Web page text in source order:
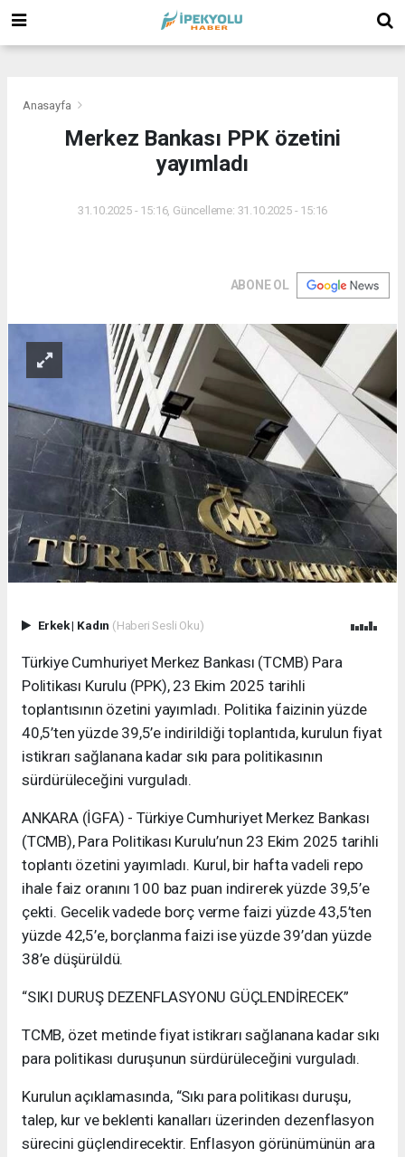
Anasayfa
Merkez Bankası PPK özetini
yayımladı
31.10.2025 - 15:16, Güncelleme: 31.10.2025 - 15:16
ABONE OL
Erkek| Kadın (Haberi Sesli Oku)
Türkiye Cumhuriyet Merkez Bankası (TCMB) Para
Politikası Kurulu (PPK), 23 Ekim 2025 tarihli
toplantısının özetini yayımladı. Politika faizinin yüzde
40,5’ten yüzde 39,5’e indirildiği toplantıda, kurulun fiyat
istikrarı sağlanana kadar sıkı para politikasının
sürdürüleceğini vurguladı.
ANKARA (İGFA) - Türkiye Cumhuriyet Merkez Bankası
(TCMB), Para Politikası Kurulu’nun 23 Ekim 2025 tarihli
toplantı özetini yayımladı. Kurul, bir hafta vadeli repo
ihale faiz oranını 100 baz puan indirerek yüzde 39,5’e
çekti. Gecelik vadede borç verme faizi yüzde 43,5’ten
yüzde 42,5’e, borçlanma faizi ise yüzde 39’dan yüzde
38’e düşürüldü.
“SIKI DURUŞ DEZENFLASYONU GÜÇLENDİRECEK”
TCMB, özet metinde fiyat istikrarı sağlanana kadar sıkı
para politikası duruşunun sürdürüleceğini vurguladı.
Kurulun açıklamasında, “Sıkı para politikası duruşu,
talep, kur ve beklenti kanalları üzerinden dezenflasyon
sürecini güçlendirecektir. Enflasyon görünümünün ara